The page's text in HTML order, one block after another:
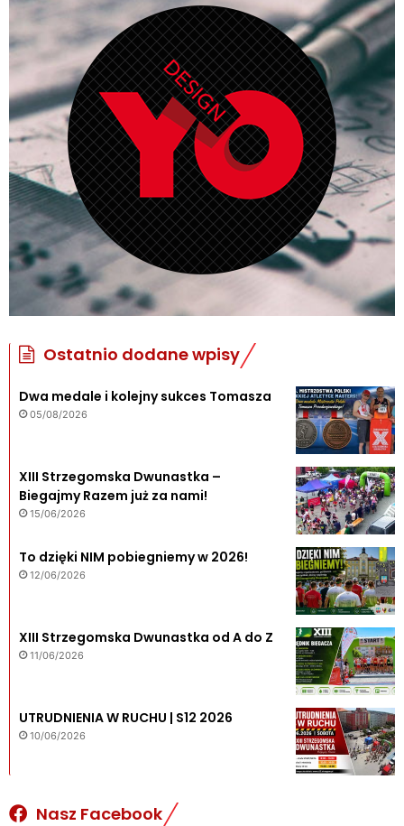
Ostatnio dodane wpisy
Dwa medale i kolejny sukces Tomasza
05/08/2026
XIII Strzegomska Dwunastka –
Biegajmy Razem już za nami!
15/06/2026
To dzięki NIM pobiegniemy w 2026!
12/06/2026
XIII Strzegomska Dwunastka od A do Z
11/06/2026
UTRUDNIENIA W RUCHU | S12 2026
10/06/2026
Nasz Facebook